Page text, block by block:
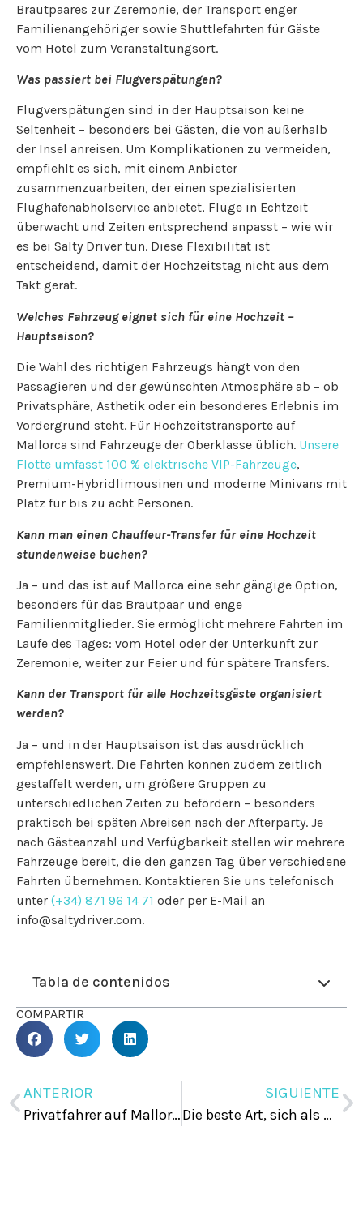
Brautpaares zur Zeremonie, der Transport enger
Familienangehöriger sowie Shuttlefahrten für Gäste
vom Hotel zum Veranstaltungsort.
Was passiert bei Flugverspätungen?
Flugverspätungen sind in der Hauptsaison keine
Seltenheit – besonders bei Gästen, die von außerhalb
der Insel anreisen. Um Komplikationen zu vermeiden,
empfiehlt es sich, mit einem Anbieter
zusammenzuarbeiten, der einen spezialisierten
Flughafenabholservice anbietet, Flüge in Echtzeit
überwacht und Zeiten entsprechend anpasst – wie wir
es bei Salty Driver tun. Diese Flexibilität ist
entscheidend, damit der Hochzeitstag nicht aus dem
Takt gerät.
Welches Fahrzeug eignet sich für eine Hochzeit –
Hauptsaison?
Die Wahl des richtigen Fahrzeugs hängt von den
Passagieren und der gewünschten Atmosphäre ab – ob
Privatsphäre, Ästhetik oder ein besonderes Erlebnis im
Vordergrund steht. Für Hochzeitstransporte auf
Mallorca sind Fahrzeuge der Oberklasse üblich. Unsere
Flotte umfasst 100 % elektrische VIP-Fahrzeuge,
Premium-Hybridlimousinen und moderne Minivans mit
Platz für bis zu acht Personen.
Kann man einen Chauffeur-Transfer für eine Hochzeit
stundenweise buchen?
Ja – und das ist auf Mallorca eine sehr gängige Option,
besonders für das Brautpaar und enge
Familienmitglieder. Sie ermöglicht mehrere Fahrten im
Laufe des Tages: vom Hotel oder der Unterkunft zur
Zeremonie, weiter zur Feier und für spätere Transfers.
Kann der Transport für alle Hochzeitsgäste organisiert
werden?
Ja – und in der Hauptsaison ist das ausdrücklich
empfehlenswert. Die Fahrten können zudem zeitlich
gestaffelt werden, um größere Gruppen zu
unterschiedlichen Zeiten zu befördern – besonders
praktisch bei späten Abreisen nach der Afterparty. Je
nach Gästeanzahl und Verfügbarkeit stellen wir mehrere
Fahrzeuge bereit, die den ganzen Tag über verschiedene
Fahrten übernehmen. Kontaktieren Sie uns telefonisch
unter (+34) 871 96 14 71 oder per E-Mail an
info@saltydriver.com.
Tabla de contenidos
COMPARTIR
ANTERIOR
Privatfahrer auf Mallorca: Wie Sie den Service optimal nutzen – Fehler und Tipps
SIGUIENTE
Die beste Art, sich als Gruppe auf Mallorca fortzubewegen